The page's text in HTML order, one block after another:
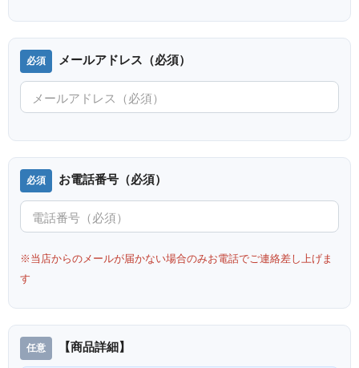
メールアドレス（必須）
お電話番号（必須）
※当店からのメールが届かない場合のみお電話でご連絡差し上げま
す
【商品詳細】